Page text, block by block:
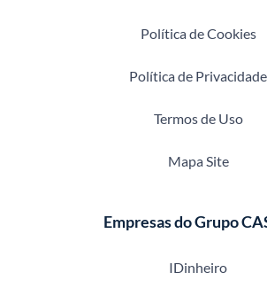
Política de Cookies
Política de Privacidade
Termos de Uso
Mapa Site
Empresas do Grupo
IDinheiro